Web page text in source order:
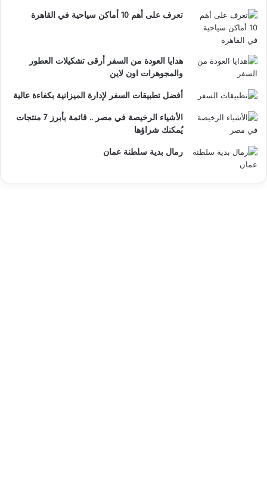
تعرف على أهم 10 أماكن سياحية في القاهرة
هدايا العودة من السفر أرقى تشكيلات العطور
والمجوهرات اون لاين
أفضل تطبيقات السفر لإدارة الميزانية بكفاءة عالية
الأشياء الرخيصة في مصر .. قائمة بأبرز 7 منتجات
يُمكنك شراؤها
رمال بدية سلطنة عمان